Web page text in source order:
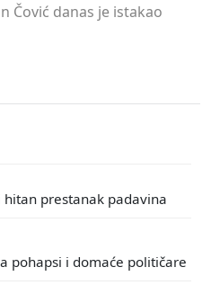
Čović danas je istakao
prestanak padavina
pohapsi i domaće političare